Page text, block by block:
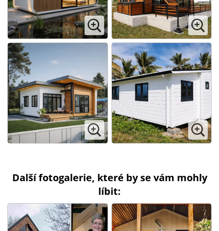
Další fotogalerie, které by se vám mohly
líbit: